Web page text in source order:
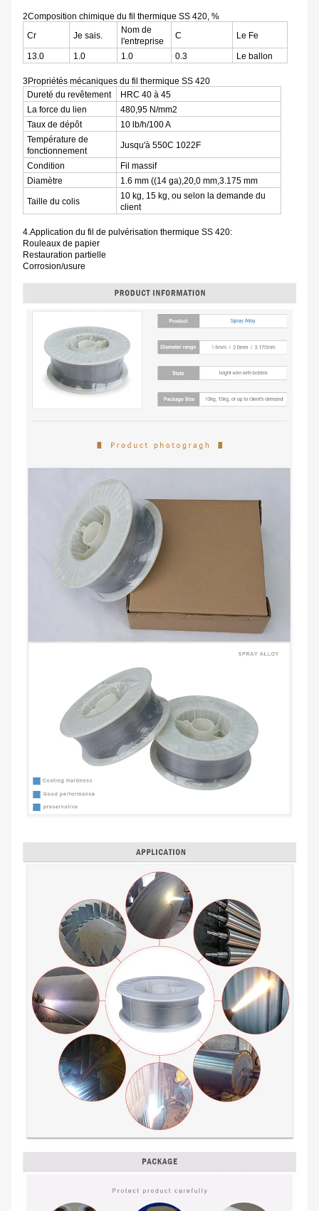
2Composition chimique du fil thermique SS 420, %
Cr
Je sais.
Nom de
l'entreprise
C Le Fe
13.0 1.0 1.0 0.3 Le ballon
3Propriétés mécaniques du fil thermique SS 420
Dureté du revêtement
HRC 40 à 45
La force du lien
480,95 N/mm2
Taux de dépôt
10 lb/h/100 A
Température de
fonctionnement
Jusqu'à 550C 1022F
Condition
Fil massif
Diamètre
1.6 mm ((14 ga),20,0 mm,3.175 mm
Taille du colis
10 kg, 15 kg, ou selon la demande du
client
4.Application du fil de pulvérisation thermique SS 420:
Rouleaux de papier
Restauration partielle
Corrosion/usure